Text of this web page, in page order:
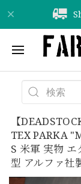
【
TEX PARKA
S 米軍 実物
型 アルファ社